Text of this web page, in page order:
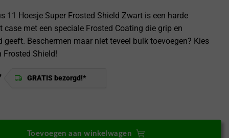
11 Hoesje Super Frosted Shield Zwart is een harde
case met een speciale Frosted Coating die grip en
geeft. Beschermen maar niet teveel bulk toevoegen? Kies
Frosted Shield!
GRATIS bezorgd!*
11 Hoesje Super Frosted Shield Zwart aantal
Toevoegen aan winkelwagen